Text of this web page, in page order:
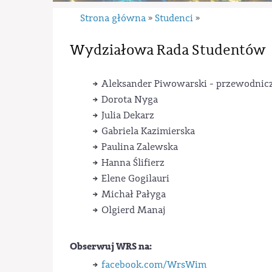
Strona główna » Studenci »
Wydziałowa Rada Studentów
Aleksander Piwowarski -
Dorota Nyga
Julia Dekarz
Gabriela Kazimierska
Paulina Zalewska
Hanna Ślifierz
Elene Gogilauri
Michał Pałyga
Olgierd Manaj
Obserwuj WRS na:
facebook.com/WrsWim